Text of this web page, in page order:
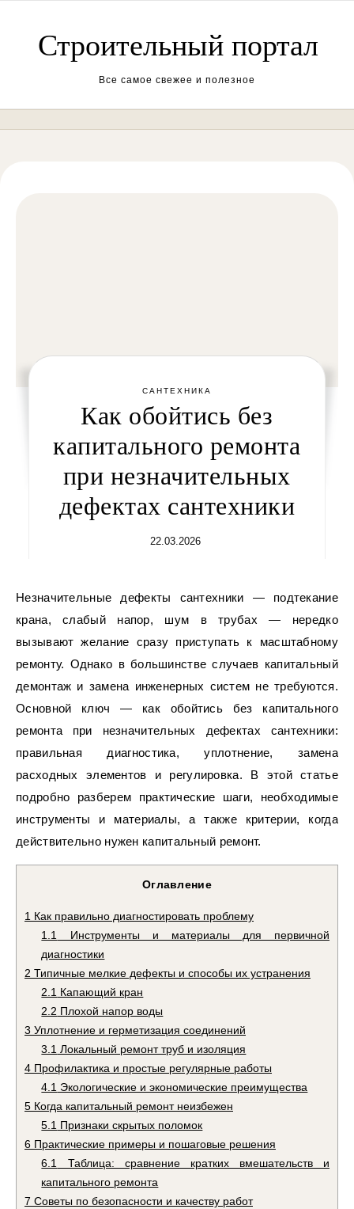
Строительный портал
Все самое свежее и полезное
САНТЕХНИКА
Как обойтись без
капитального ремонта
при незначительных
дефектах сантехники
22.03.2026
Незначительные дефекты сантехники — подтекание
крана, слабый напор, шум в трубах — нередко
вызывают желание сразу приступать к масштабному
ремонту. Однако в большинстве случаев капитальный
демонтаж и замена инженерных систем не требуются.
Основной ключ — как обойтись без капитального
ремонта при незначительных дефектах сантехники:
правильная диагностика, уплотнение, замена
расходных элементов и регулировка. В этой статье
подробно разберем практические шаги, необходимые
инструменты и материалы, а также критерии, когда
действительно нужен капитальный ремонт.
Оглавление
1 Как правильно диагностировать проблему
1.1 Инструменты и материалы для первичной
диагностики
2 Типичные мелкие дефекты и способы их устранения
2.1 Капающий кран
2.2 Плохой напор воды
3 Уплотнение и герметизация соединений
3.1 Локальный ремонт труб и изоляция
4 Профилактика и простые регулярные работы
4.1 Экологические и экономические преимущества
5 Когда капитальный ремонт неизбежен
5.1 Признаки скрытых поломок
6 Практические примеры и пошаговые решения
6.1 Таблица: сравнение кратких вмешательств и
капитального ремонта
7 Советы по безопасности и качеству работ